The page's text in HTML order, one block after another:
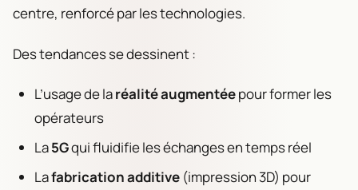
centre, renforcé par les technologies.
Des tendances se dessinent :
L’usage de laréalité augmentéepour former les
opérateurs
La5Gqui fluidifie les échanges en temps réel
Lafabrication additive (impression 3D) pour